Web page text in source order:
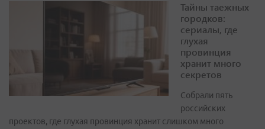
Тайны таежных
городков:
сериалы, где
глухая
провинция
хранит много
секретов
Собрали пять
российских
проектов, где глухая провинция хранит слишком много